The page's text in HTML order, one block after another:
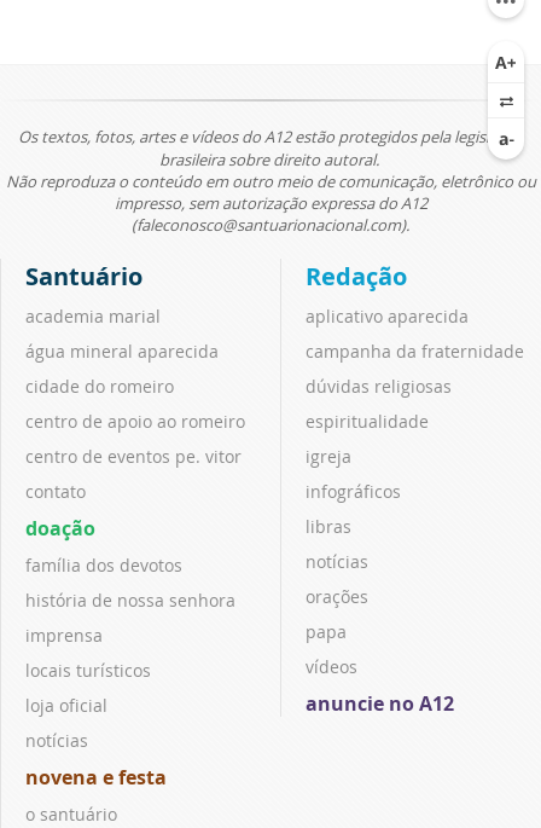
Os textos, fotos, artes e vídeos do A12 estão protegidos pela legislação
brasileira sobre direito autoral.
Não reproduza o conteúdo em outro meio de comunicação, eletrônico ou
impresso, sem autorização expressa do A12
(faleconosco@santuarionacional.com).
Santuário
academia marial
água mineral aparecida
cidade do romeiro
centro de apoio ao romeiro
centro de eventos pe. vitor
contato
doação
família dos devotos
história de nossa senhora
imprensa
locais turísticos
loja oficial
notícias
novena e festa
o santuário
Redação
aplicativo aparecida
campanha da fraternidade
dúvidas religiosas
espiritualidade
igreja
infográficos
libras
notícias
orações
papa
vídeos
anuncie no A12